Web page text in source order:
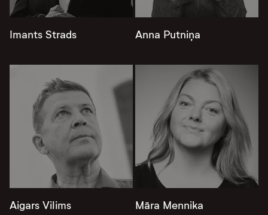
Imants Strads Anna Putniņa
Aigars Vilims Māra Mennika